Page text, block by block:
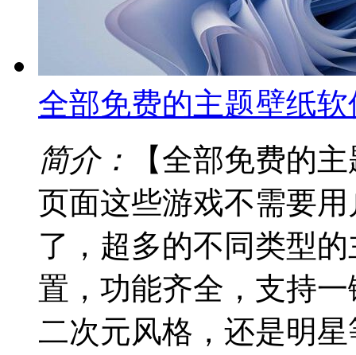
全部免费的主题壁纸软
简介：
【全部免费的
页面这些游戏不需要
了，超多的不同类型
置，功能齐全，支持
二次元风格，还是明